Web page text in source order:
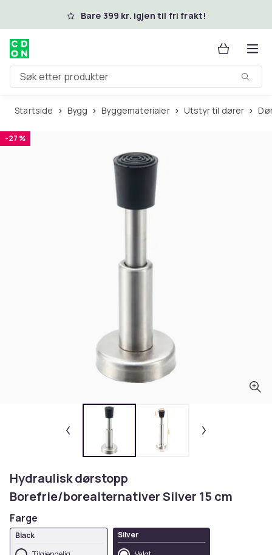
Hopp til hovedinnholdBare 399 kr. igjen til fri frakt!
Søk etter produkter
Startside Bygg Byggematerialer Utstyr til dører
-27 %
Hydraulisk dørstopp
Borefrie/borealternativer Silver 15 cm
Farge
Black
Silver